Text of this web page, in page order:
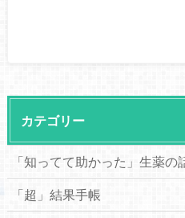
カテゴリー
「知ってて助かった」生薬の
「超」結果手帳